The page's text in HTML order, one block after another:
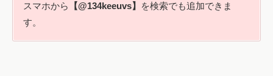
スマホから 【@134keeuvs】
を検索でも追加できま
す。